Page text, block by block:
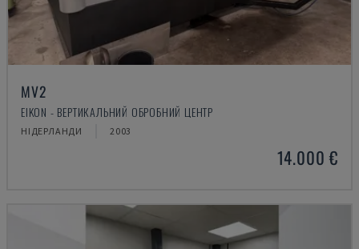
MV2
EIKON - ВЕРТИКАЛЬНИЙ ОБРОБНИЙ ЦЕНТР
НІДЕРЛАНДИ 2003
14.000 €